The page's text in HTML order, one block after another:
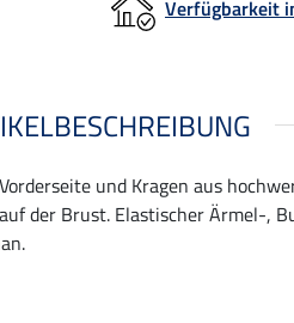
Verfügbarkeit
und Kragen aus
der Brust. Elastischer Ärmel-,